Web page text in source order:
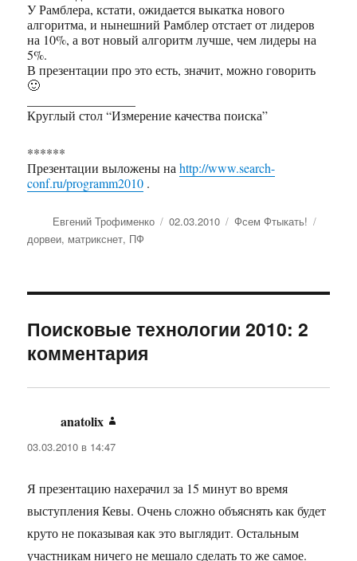
У Рамблера, кстати, ожидается выкатка нового
алгоритма, и нынешний Рамблер отстает от лидеров
на 10%, а вот новый алгоритм лучше, чем лидеры на
5%.
В презентации про это есть, значит, можно говорить
🙂
Круглый стол “Измерение качества поиска”
******
Презентации выложены наhttp://www.search-
conf.ru/programm2010 .
Автор
Евгений Трофименко Опубликовано
02.03.2010 Рубрики
Фсем Фтыкать!
дорвеи, матрикснет, ПФ
Поисковые технологии 2010: 2
комментария
anatolix
03.03.2010 в 14:47
Я презентацию нахерачил за 15 минут во время
выступления Кевы. Очень сложно объяснять как будет
круто не показывая как это выглядит. Остальным
участникам ничего не мешало сделать то же самое.